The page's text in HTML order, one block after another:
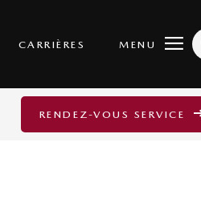
CARRIÈRES MENU
RENDEZ-VOUS SERVICE